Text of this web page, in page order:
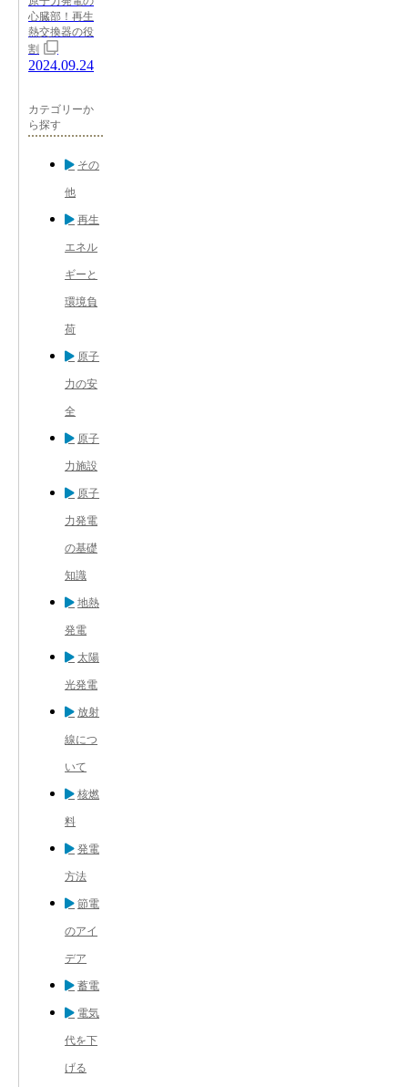
心臓部！再生
熱交換器の役
割
2024.09.24
カテゴリーか
ら探す
その
他
再生
エネル
ギーと
環境負
荷
原子
力の安
全
原子
力施設
原子
力発電
の基礎
知識
地熱
発電
太陽
光発電
放射
線につ
いて
核燃
料
発電
方法
節電
のアイ
デア
蓄電
電気
代を下
げる